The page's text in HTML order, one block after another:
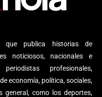
que publica historias de
noticiosos, nacionales e
profesionales,
economía, política, sociales,
general, como los deportes,